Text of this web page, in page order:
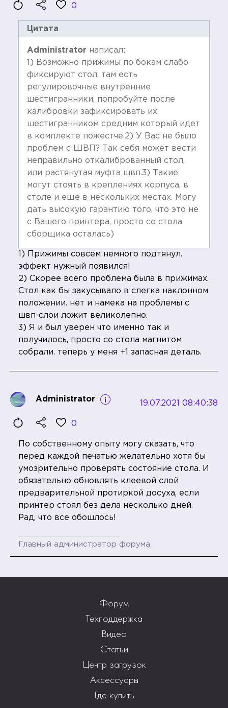
0
Цитата
Administrator написал:
1) Возможно прижимы по бокам слабо
фиксируют стол, там есть
регулировочные внутренние
шестигранники, попробуйте после
калибровки зафиксировать их
шестигранником средним который идет
в комплекте пожестче.2) У Вас не было
проблем с ШВП? Так себя может вести
неправильно откалиброванный стол,
или растянутая муфта швп.3) Такие
могут стоять в креплениях корпуса, в
столе и еще в нескольких местах. Могу
дать высокую гарантию того, что это не
с Вашего принтера, просто со стола
сборщика осталась)
1) Прижимы совсем немного подтянул.
эффект нужный появился!
2) Скорее всего проблема была в прижимах.
Стол как бы закусывало в слегка наклонном
положении. нет и намека на проблемы с
швп-слои ложит великолепно.
3) Я и был уверен что именно так и
получилось, просто со стола магнитом
собрали. теперь у меня +1 запасная деталь.
Administrator 19.07.2021 08:40:38
0
По собственному опыту могу сказать, что
перед каждой печатью желательно хотя бы
умозрительно проверять состояние стола. И
обязательно обновлять клеевой слой
предварительной протиркой досуха, если
принтер стоял без дела несколько дней.
Рад, что все обошлось!
Главный администратор форума.
Форум
Техподдержка
Видео
Статьи
Центр загрузок
Аксессуары
Где купить